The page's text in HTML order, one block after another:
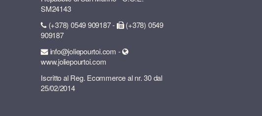
SM24143
(+378) 0549 909187 -
(+378) 0549
909187
info@joliepourtoi.com -
www.joliepourtoi.com
Iscritto al Reg. Ecommerce al nr. 30 dal
25/02/2014